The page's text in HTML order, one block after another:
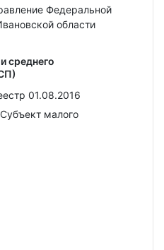
Федеральной
области
среднего
01.08.2016
малого